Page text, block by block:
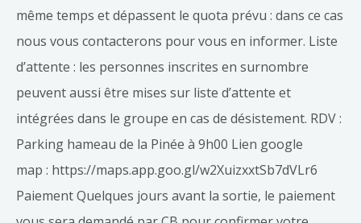
même temps et dépassent le quota prévu : dans ce cas
nous vous contacterons pour vous en informer. Liste
d’attente : les personnes inscrites en surnombre
peuvent aussi être mises sur liste d’attente et
intégrées dans le groupe en cas de désistement. RDV :
Parking hameau de la Pinée à 9h00 Lien google
map : https://maps.app.goo.gl/w2XuizxxtSb7dVLr6
Paiement Quelques jours avant la sortie, le paiement